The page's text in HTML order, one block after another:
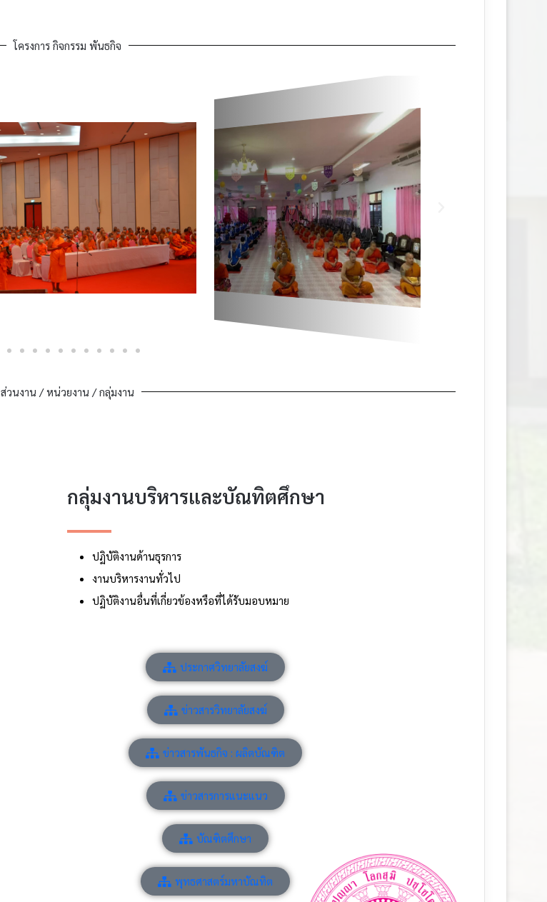
โครงการ กิจกรรม พันธกิจ
ส่วนงาน / หน่วยงาน / กลุ่มงาน
กลุ่มงานบริหารและบัณทิตศึกษา
ปฏิบัติงานด้านธุรการ
งานบริหารงานทั่วไป
ปฏิบัติงานอื่นที่เกี่ยวข้องหรือที่ได้รับมอบหมาย
ประกาศวิทยาลัยสงฆ์
ข่าวสารวิทยาลัยสงฆ์
ข่าวสารพันธกิจ : ผลิตบัณฑิต
ข่าวสารการแนะแนว
บัณฑิตศึกษา
พุทธศาสตร์มหาบัณทิต